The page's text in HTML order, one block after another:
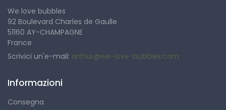
We love bubbles
92 Boulevard Charles de Gaulle
51160 AY-CHAMPAGNE
France
Scrivici un'e-mail: arthur@we-love-bubbles.com
Informazioni
Consegna